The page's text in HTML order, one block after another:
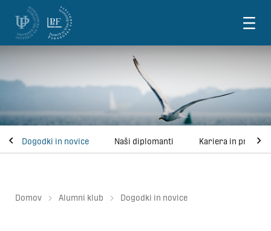
Skoči na vsebino
Dogodki in novice Naši diplomanti Kariera in
Domov Alumni klub Dogodki in novice